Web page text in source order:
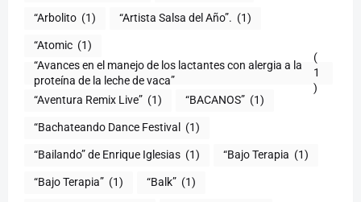
“Arbolito (1) “Artista Salsa del Año”. (1)
“Atomic (1)
“Avances en el manejo de los lactantes con alergia a la
proteína de la leche de vaca”
(
1
)
“Aventura Remix Live” (1) “BACANOS” (1)
“Bachateando Dance Festival (1)
“Bailando” de Enrique Iglesias (1) “Bajo Terapia (1)
“Bajo Terapia” (1) “Balk” (1)